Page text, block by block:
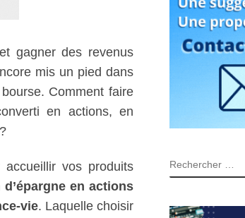
gagner des revenus
mis un pied dans
Comment faire
en actions, en
vos produits
en actions
vie. Laquelle choisir